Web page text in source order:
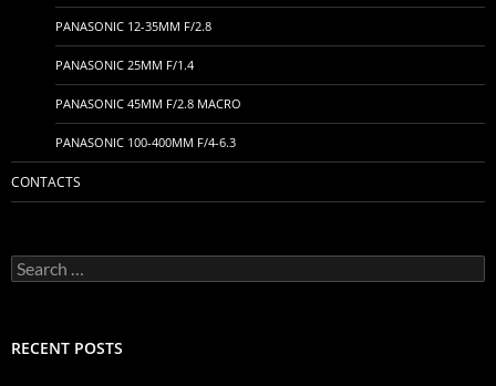
PANASONIC 12-35MM F/2.8
PANASONIC 25MM F/1.4
PANASONIC 45MM F/2.8 MACRO
PANASONIC 100-400MM F/4-6.3
CONTACTS
Search
for:
RECENT POSTS